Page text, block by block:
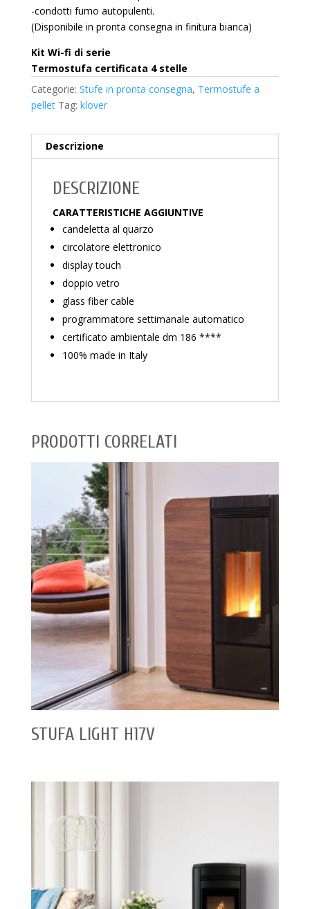
-condotti fumo autopulenti.
(Disponibile in pronta consegna in finitura bianca)
Kit Wi-fi di serie
Termostufa certificata 4 stelle
Categorie: Stufe in pronta consegna, Termostufe a
pellet Tag: klover
Descrizione
DESCRIZIONE
CARATTERISTICHE AGGIUNTIVE
candeletta al quarzo
circolatore elettronico
display touch
doppio vetro
glass fiber cable
programmatore settimanale automatico
certificato ambientale dm 186 ****
100% made in Italy
PRODOTTI CORRELATI
STUFA LIGHT H17V